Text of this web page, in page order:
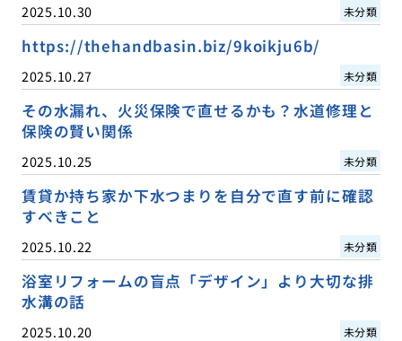
2025.10.30 未分類
https://thehandbasin.biz/9koikju6b/
2025.10.27 未分類
その水漏れ、火災保険で直せるかも？水道修理と
保険の賢い関係
2025.10.25 未分類
賃貸か持ち家か下水つまりを自分で直す前に確認
すべきこと
2025.10.22 未分類
浴室リフォームの盲点「デザイン」より大切な排
水溝の話
2025.10.20 未分類